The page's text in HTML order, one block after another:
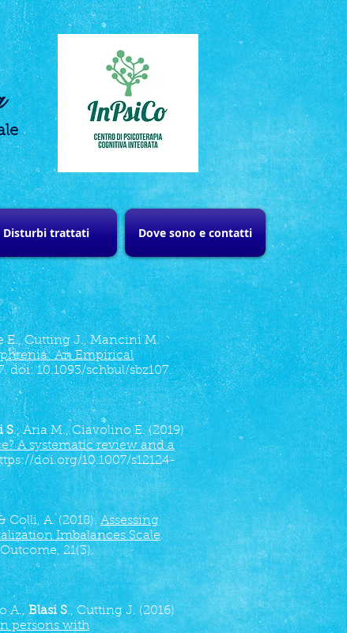
Disturbi trattati Dove sono e contatti
E., Cutting J., Mancini M.
An Empirical
doi: 10.1093/schbul/sbz107.
S., Aria M., Ciavolino E. (2019)
A systematic review and a
doi.org/10.1007/s12124-
Colli, A. (2018).Assessing
Imbalances Scale.
21(3).
A.,Blasi S., Cutting J. (2016)
persons with